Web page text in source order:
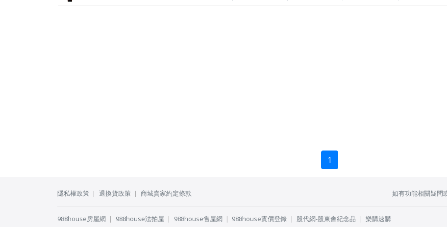
1
隱私權政策 退換貨政策 商城賣家約定條款 如有功能相關疑問
988house房屋網 988house法拍屋 988house售屋網 988house實價登錄 股代網-股東會紀念品 樂購速購